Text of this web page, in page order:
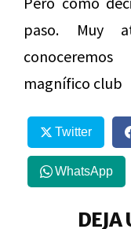
paso. Muy
magnífico club
Twitter
WhatsApp
DEJA